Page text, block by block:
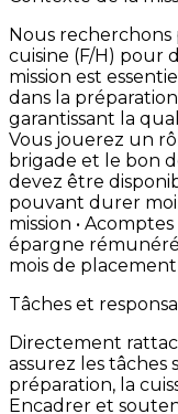
Nous recherchons
cuisine (F/H) pour
mission est
dans la préparation
garantissant la
Vous jouerez un
brigade et le bon
devez être
pouvant durer
mission • Acomptes
épargne
mois de placement
Tâches et
Directement
assurez les tâches
préparation, la
Encadrer et